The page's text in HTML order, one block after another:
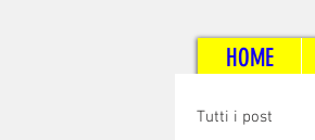
HOME
Tutti i post